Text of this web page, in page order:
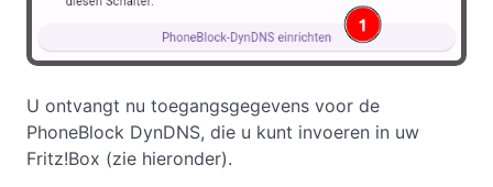
U ontvangt nu toegangsgegevens voor de
PhoneBlock DynDNS, die u kunt invoeren in uw
Fritz!Box (zie hieronder).